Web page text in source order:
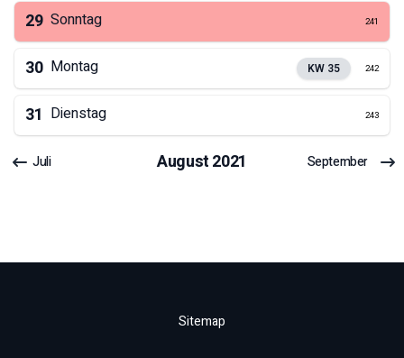
29 Sonntag 241
30 Montag KW 35 242
31 Dienstag 243
Juli August2021 September
Sitemap